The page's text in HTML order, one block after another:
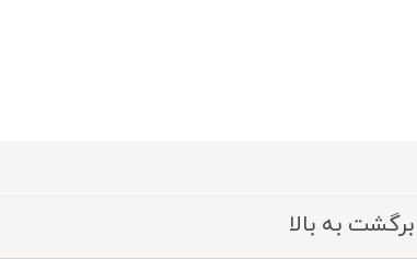
برگشت به بالا